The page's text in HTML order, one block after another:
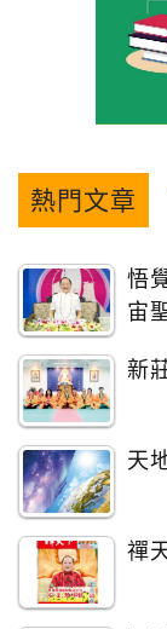
熱門文章
悟
宙
新
天
禪